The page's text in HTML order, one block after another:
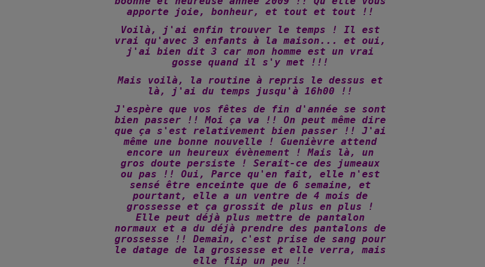
apporte joie, bonheur, et tout et tout !!
Voilà, j'ai enfin trouver le temps ! Il est
vrai qu'avec 3 enfants à la maison... et oui,
j'ai bien dit 3 car mon homme est un vrai
gosse quand il s'y met !!!
Mais voilà, la routine à repris le dessus et
là, j'ai du temps jusqu'à 16h00 !!
J'espère que vos fêtes de fin d'année se sont
bien passer !! Moi ça va !! On peut même dire
que ça s'est relativement bien passer !! J'ai
même une bonne nouvelle ! Guenièvre attend
encore un heureux évènement ! Mais là, un
gros doute persiste ! Serait-ce des jumeaux
ou pas !! Oui, Parce qu'en fait, elle n'est
sensé être enceinte que de 6 semaine, et
pourtant, elle a un ventre de 4 mois de
grossesse et ça grossit de plus en plus !
Elle peut déjà plus mettre de pantalon
normaux et a du déjà prendre des pantalons de
grossesse !! Demain, c'est prise de sang pour
le datage de la grossesse et elle verra, mais
elle flip un peu !!